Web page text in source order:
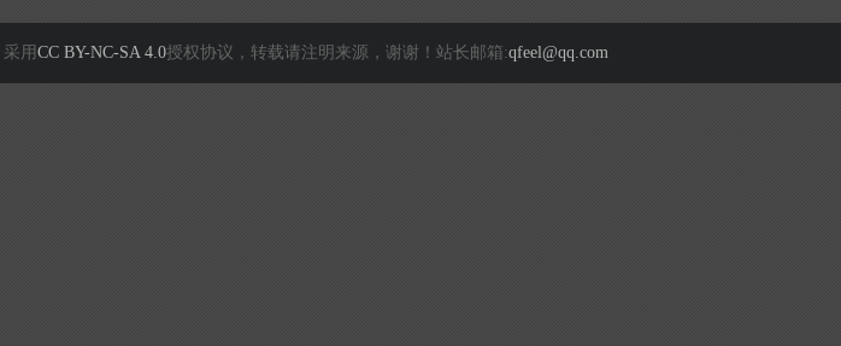
采用 CC BY-NC-SA 4.0授权协议，转载请注明来源，谢谢！站长邮箱:qfeel@qq.com